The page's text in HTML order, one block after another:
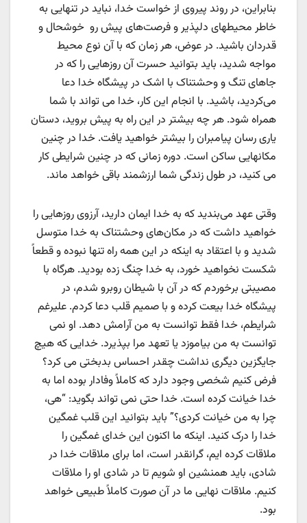
بنابراین، در روند پیروی از خواست خدا، نباید در تنهایی به
خاطر محیطهای دلپذیر و فرصت‌های پیش رو خوشحال و
قدردان باشید. در عوض، هر زمان که با آن نوع محیط
مواجه شدید، باید بتوانید حسرت آن روزهایی را که در
جاهای تنگ و وحشتناک با اشک در پیشگاه خدا دعا
می‌کردید، باشید. با انجام این کار، خدا می تواند با شما
همراه شود. هر چه بیشتر در این راه به پیش بروید، دستان
یاری رسان پیامبران را بیشتر خواهید یافت. خدا در چنین
مکانهایی ساکن است. دوره زمانی که در چنین شرایطی کار
می کنید، در طول زندگی شما ارزشمند باقی خواهد ماند.
وقتی عهد می‌بندید که به خدا ایمان دارید، آرزوی روزهایی را
خواهید داشت که در مکان‌های وحشتناک به خدا متوسل
شدید و با اعتقاد به اینکه در این همه راه تنها نبوده و قطعاً
شکست نخواهید خورد، به خدا چنگ زده بودید. هرگاه با
مصیبتی برخوردم که در آن با شیطان روبرو شدم، در
پیشگاه خدا بیعت کرده و با صمیم قلب دعا کردم. علیرغم
شرایطم، خدا فقط توانست به من آرامش دهد. او نمی
توانست به من بیاموزد یا تعهد مرا بپذیرد. خدایی که هیچ
جایگزین دیگری نداشت چقدر احساس بدبختی می کرد؟
فرض کنیم شخصی وجود دارد که کاملاً وفادار بوده اما به
خدا خیانت کرده است. خدا حتی نمی تواند بگوید: “هی،
چرا به من خیانت کردی؟” باید بتوانید این قلب غمگین
خدا را درک کنید. اینکه ما اکنون این خدای غمگین را
ملاقات کرده ایم، گرانقدر است، اما برای ملاقات خدا در
شادی، باید همنشین او شویم تا در شادی او را ملاقات
کنیم. ملاقات نهایی ما در آن صورت کاملاً طبیعی خواهد
بود.